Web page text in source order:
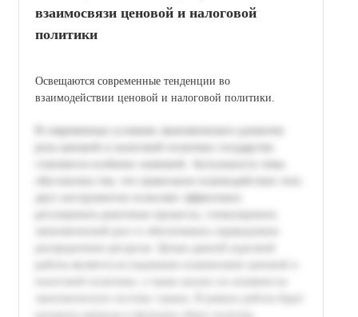
взаимосвязи ценовой и налоговой
политики
Освещаются современные тенденции во
взаимодействии ценовой и налоговой политики.